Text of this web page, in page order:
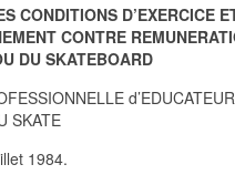
CONDITIONS D’EXERCICE
CONTRE
DU SKATEBOARD
SKATE
1984.